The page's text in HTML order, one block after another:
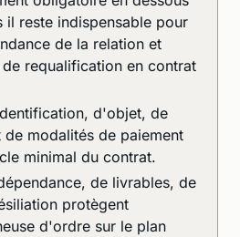
il reste indispensable pour
de la relation et
requalification en contrat
d'objet, de
modalités de paiement
minimal du contrat.
de livrables, de
protègent
d'ordre sur le plan